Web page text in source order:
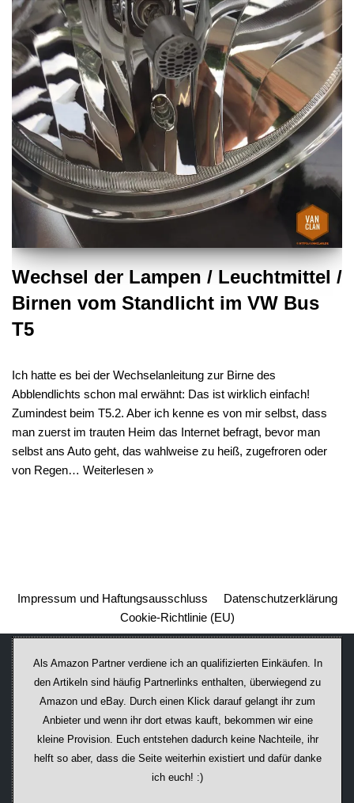
Wechsel der Lampen / Leuchtmittel /
Birnen vom Standlicht im VW Bus
T5
Ich hatte es bei der Wechselanleitung zur Birne des
Abblendlichts schon mal erwähnt: Das ist wirklich einfach!
Zumindest beim T5.2. Aber ich kenne es von mir selbst, dass
man zuerst im trauten Heim das Internet befragt, bevor man
selbst ans Auto geht, das wahlweise zu heiß, zugefroren oder
von Regen… Weiterlesen »
Impressum und Haftungsausschluss
Datenschutzerklärung
Cookie-Richtlinie (EU)
Als Amazon Partner verdiene ich an qualifizierten Einkäufen. In
den Artikeln sind häufig Partnerlinks enthalten, überwiegend zu
Amazon und eBay. Durch einen Klick darauf ge­lan­gt ihr zum
Anbieter und wenn ihr dort etwas kauft, bekommen wir ei­ne
kleine Provision. Euch entstehen dadurch keine Nachteile, ihr
helft so aber, dass die Seite weiterhin existiert und dafür danke
ich euch! :)